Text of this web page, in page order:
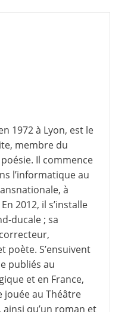
1972 à Lyon, est le
membre du
Il commence
l’informatique au
à
2012, il s’installe
ducale ; sa
poète. S’ensuivent
publiés au
et en France,
jouée au Théâtre
qu’un roman et